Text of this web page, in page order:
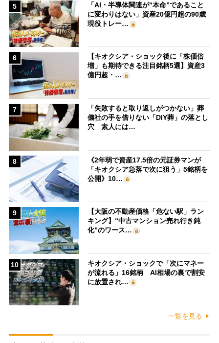
5
「AI・半導体関連が“本命”であること
に変わりはない」資産20億円超の90歳
現役トレー…
6
【キオクシア・ショック後に「株価倍
増」も期待できる注目銘柄5選】資産3
億円超・…
7
「失敗すると取り返しがつかない」葬
儀社の手を借りない「DIY葬」の落とし
穴 素人には…
8
《2年弱で資産17.5倍の元証券マンが
「キオクシア急落で次に狙う」5銘柄を
公開》10…
9
【大阪の不動産価格「危ない駅」ラン
キング】“中古マンション売れ行き鈍
化”のワース…
10
キオクシア・ショックで「次にマネー
が流れる」16銘柄 AI相場の裏で割安
に放置され…
一覧を見る